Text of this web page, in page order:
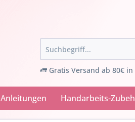
Gratis Versand ab 80€ in
Anleitungen Handarbeits-